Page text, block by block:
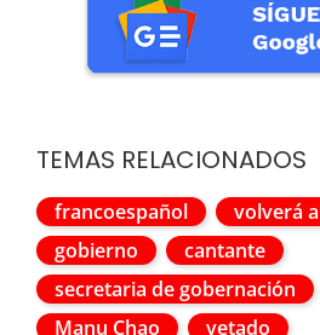
TEMAS RELACIONADOS
francoespañol
volverá
gobierno
cantante
secretaria de gobernación
Manu Chao
vetado